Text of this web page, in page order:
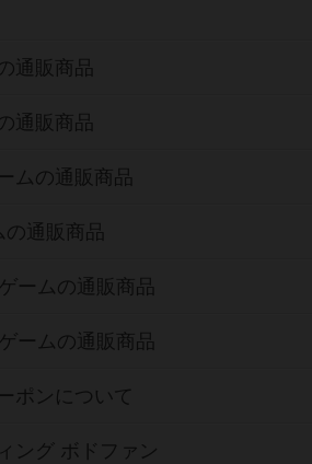
通販商品
通販商品
ムの通販商品
通販商品
ームの通販商品
ームの通販商品
ポンについて
ング ボドファン